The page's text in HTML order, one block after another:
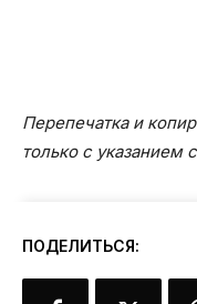
Перепечатка и
только с указанием
ПОДЕЛИТЬСЯ: